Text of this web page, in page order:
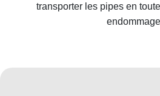
transporter les pipes en